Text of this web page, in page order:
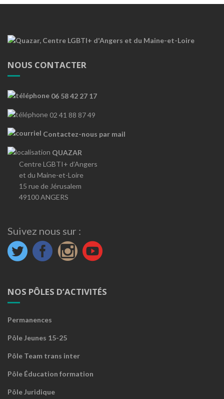
NOUS CONTACTER
06 58 42 27 17
02 41 88 87 49
Contactez-nous par mail
QUAZAR
Centre LGBTI+ d’Angers
et du Maine-et-Loire
15 rue de Jérusalem
49100 ANGERS
Suivez nous sur :
NOS PÔLES D’ACTIVITÉS
Permanences
Pôle Jeunes 15-25
Pôle Team trans inter
Pôle Éducation formation
Pôle Juridique